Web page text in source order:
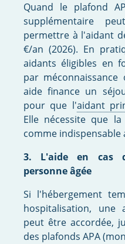
Quand le plafond
supplémentaire
permettre à l'aidant
€/an (2026). En
aidants éligibles en
par
aide finance un
pour que l'aidant
Elle nécessite que
comme indispensable
3. L'aide en cas
personne âgée
Si l'hébergement
hospitalisation, une
peut être accordée,
des plafonds APA